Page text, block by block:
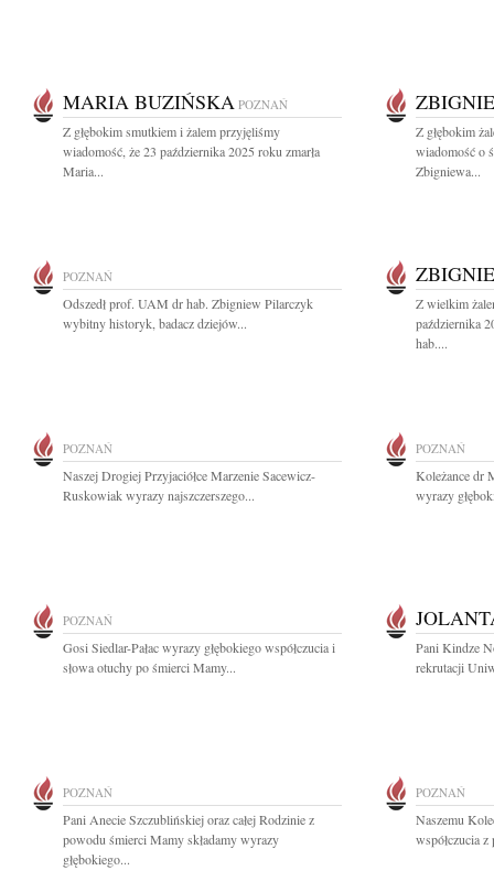
MARIA BUZIŃSKA POZNAŃ
Z głębokim smutkiem i żalem przyjęliśmy
wiadomość, że 23 października 2025 roku zmarła
Maria...
Z głębokim
wiadomość o
Zbigniewa...
POZNAŃ
Odszedł prof. UAM dr hab. Zbigniew Pilarczyk
wybitny historyk, badacz dziejów...
Z wielkim
października
hab....
POZNAŃ
Naszej Drogiej Przyjaciółce Marzenie Sacewicz-
Ruskowiak wyrazy najszczerszego...
POZNAŃ
Koleżance dr
wyrazy
POZNAŃ
Gosi Siedlar-Pałac wyrazy głębokiego współczucia i
słowa otuchy po śmierci Mamy...
Pani Kindze
rekrutacji
POZNAŃ
Pani Anecie Szczublińskiej oraz całej Rodzinie z
powodu śmierci Mamy składamy wyrazy
głębokiego...
POZNAŃ
Naszemu
współczucia